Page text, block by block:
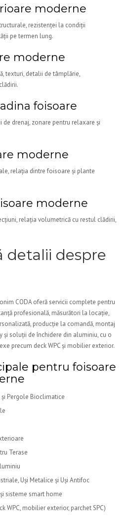
moderne
rezistenței la condiții
pe termen lung.
moderne
texturi, detalii de tâmplărie,
foisoare
de drenaj, zonare pentru relaxare și
moderne
relația dintre foisoare și plante
moderne
relația volumetrică cu restul clădirii,
detalii despre
CODA oferă servicii complete pentru
profesională, măsurători la locație,
producție la comandă, montaj
și soluții de închidere din aluminiu, cu o
precum deck WPC și mobilier exterior.
pentru foisoare
Pergole Bioclimatice
Terase
Uși Metalice și Uși Antifoc
sisteme smart home
WPC, mobilier exterior, parchet SPC)